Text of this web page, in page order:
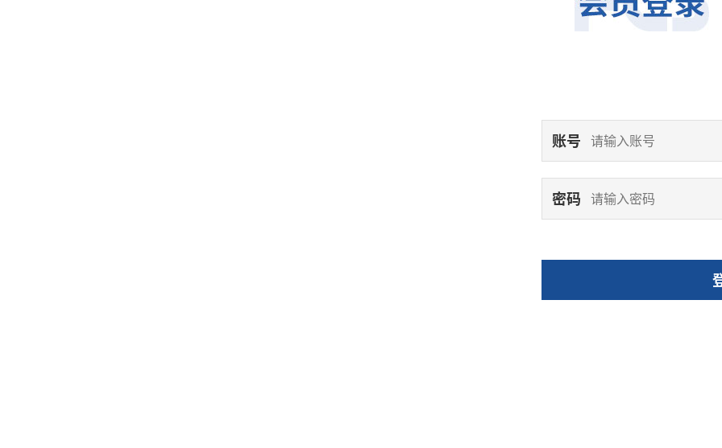
账号
密码